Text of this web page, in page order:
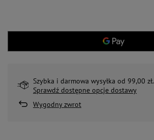
Szybka i darmowa wysyłka od 99,00 zł.
Sprawdź dostępne opcje dostawy
Wygodny zwrot